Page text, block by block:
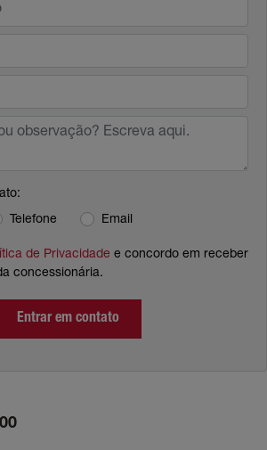
Telefone Email
de Privacidade e concordo em receber
concessionária.
Entrar em contato